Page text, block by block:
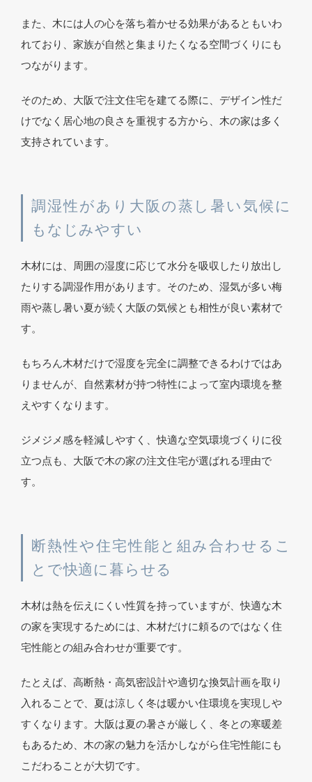
また、木には人の心を落ち着かせる効果があるともいわ
れており、家族が自然と集まりたくなる空間づくりにも
つながります。
そのため、大阪で注文住宅を建てる際に、デザイン性だ
けでなく居心地の良さを重視する方から、木の家は多く
支持されています。
調湿性があり大阪の蒸し暑い気候に
もなじみやすい
木材には、周囲の湿度に応じて水分を吸収したり放出し
たりする調湿作用があります。そのため、湿気が多い梅
雨や蒸し暑い夏が続く大阪の気候とも相性が良い素材で
す。
もちろん木材だけで湿度を完全に調整できるわけではあ
りませんが、自然素材が持つ特性によって室内環境を整
えやすくなります。
ジメジメ感を軽減しやすく、快適な空気環境づくりに役
立つ点も、大阪で木の家の注文住宅が選ばれる理由で
す。
断熱性や住宅性能と組み合わせるこ
とで快適に暮らせる
木材は熱を伝えにくい性質を持っていますが、快適な木
の家を実現するためには、木材だけに頼るのではなく住
宅性能との組み合わせが重要です。
たとえば、高断熱・高気密設計や適切な換気計画を取り
入れることで、夏は涼しく冬は暖かい住環境を実現しや
すくなります。大阪は夏の暑さが厳しく、冬との寒暖差
もあるため、木の家の魅力を活かしながら住宅性能にも
こだわることが大切です。